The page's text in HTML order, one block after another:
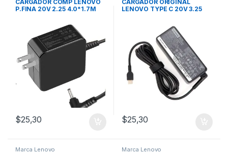
CARGADOR COMP LENOVO
P.FINA 20V 2.25 4.0*1.7M
$25,30
CARGADOR ORIGINAL
LENOVO TYPE C 20V 3.25
$25,30
Marca Lenovo Marca Lenovo